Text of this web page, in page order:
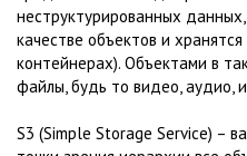
неструктурированных
качестве объектов и
контейнерах). Объектами в
файлы, будь то видео, аудио,
S3 (Simple Storage Service) –